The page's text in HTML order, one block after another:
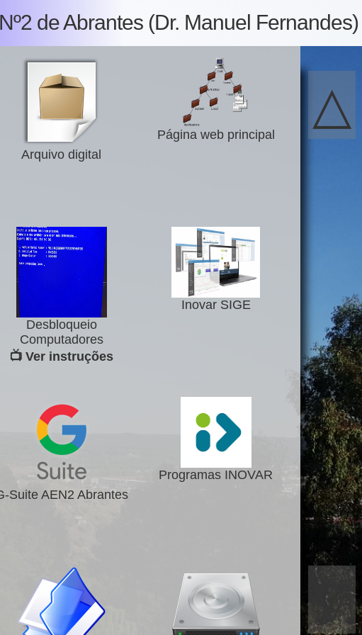
de Abrantes (Dr. Manuel Fernandes)
Arquivo digital
Página web principal
Desbloqueio
Computadores
📺 Ver instruções
Inovar SIGE
Suite AEN2 Abrantes
Programas INOVAR
△
▽